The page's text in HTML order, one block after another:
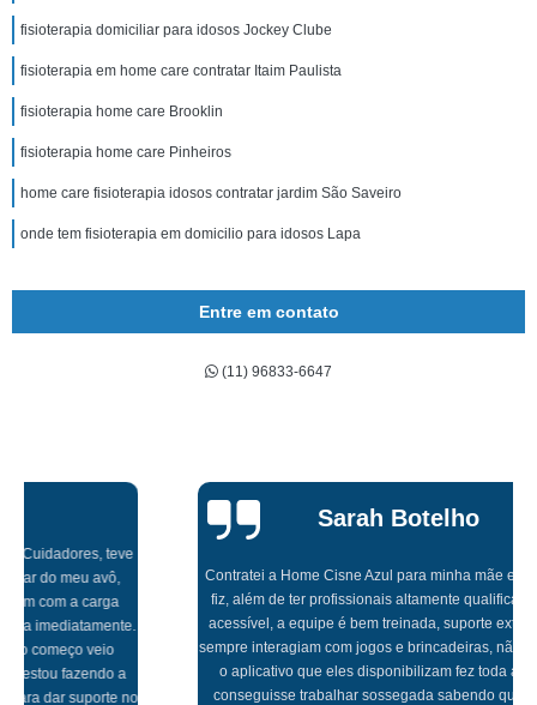
fisioterapia domiciliar para idosos Jockey Clube
fisioterapia em home care contratar Itaim Paulista
fisioterapia home care Brooklin
fisioterapia home care Pinheiros
home care fisioterapia idosos contratar jardim São Saveiro
onde tem fisioterapia em domicilio para idosos Lapa
Entre em contato
(11) 96833-6647
Sarah Botelho
Contratei a Home Cisne Azul para minha mãe e foi a melhor escolha que
fiz, além de ter profissionais altamente qualificados, tem um valor muito
acessível, a equipe é bem treinada, suporte extraordinário, profissionais
sempre interagiam com jogos e brincadeiras, não me preocupei com nada,
o aplicativo que eles disponibilizam fez toda a diferença para que eu
conseguisse trabalhar sossegada sabendo que minha mãe estava em